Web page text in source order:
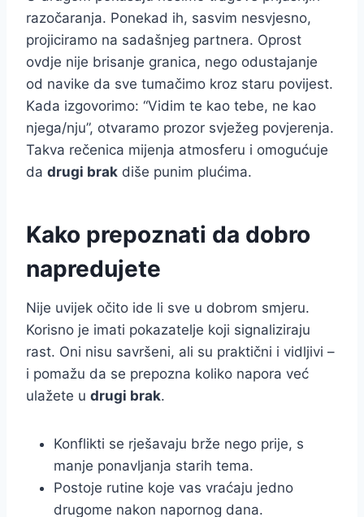
razočaranja. Ponekad ih, sasvim nesvjesno,
projiciramo na sadašnjeg partnera. Oprost
ovdje nije brisanje granica, nego odustajanje
od navike da sve tumačimo kroz staru povijest.
Kada izgovorimo: “Vidim te kao tebe, ne kao
njega/nju”, otvaramo prozor svježeg povjerenja.
Takva rečenica mijenja atmosferu i omogućuje
da drugi brak diše punim plućima.
Kako prepoznati da dobro
napredujete
Nije uvijek očito ide li sve u dobrom smjeru.
Korisno je imati pokazatelje koji signaliziraju
rast. Oni nisu savršeni, ali su praktični i vidljivi –
i pomažu da se prepozna koliko napora već
ulažete u drugi brak.
Konflikti se rješavaju brže nego prije, s
manje ponavljanja starih tema.
Postoje rutine koje vas vraćaju jedno
drugome nakon napornog dana.